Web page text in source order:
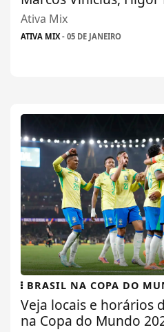
Ativa Mix
ATIVA MIX - 05 DE JANEIRO
BRASIL NA COPA DO
Veja locais e horários
na Copa do Mundo